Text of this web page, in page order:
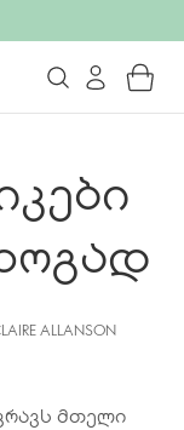
ALLANSON
მთელი